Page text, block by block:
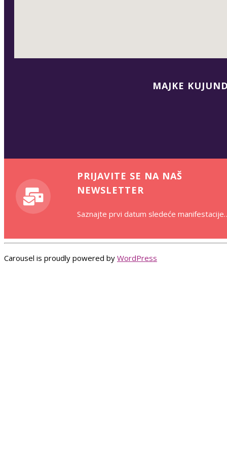
MAJKE
PRIJAVITE SE NA NAŠ
NEWSLETTER
Saznajte prvi datum sledeće
Carousel is proudly powered by WordPress